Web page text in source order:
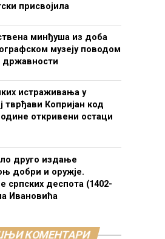
присвојила
минђуша из доба
музеју поводом
истраживања у
тврђави Копријан код
откривени остаци
друго издање
добри и оружје.
српских деспота (1402-
Ивановића
КОМЕНТАРИ